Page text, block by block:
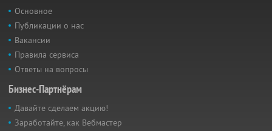
Основное
Публикации о нас
Вакансии
Правила сервиса
Ответы на вопросы
Бизнес-Партнёрам
Давайте сделаем акцию!
Заработайте, как Вебмастер